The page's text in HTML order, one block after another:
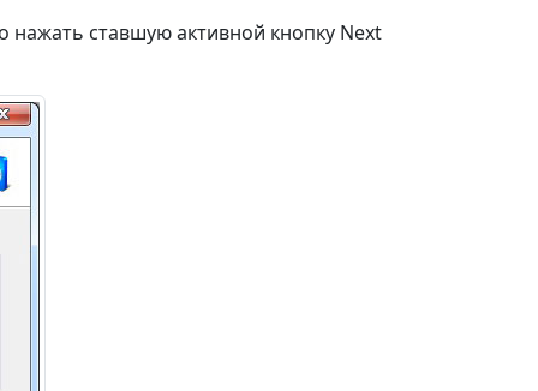
нажать ставшую активной кнопку Next